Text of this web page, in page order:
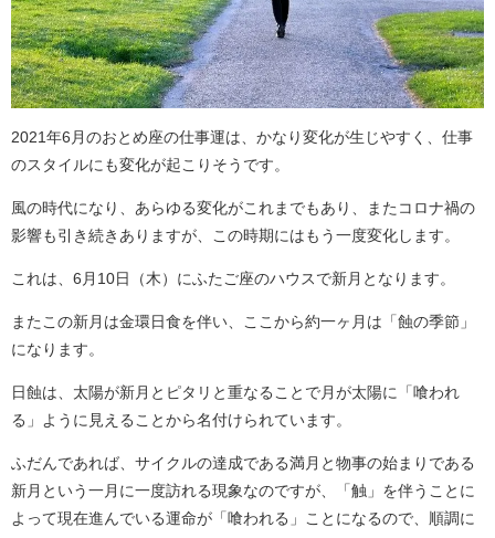
2021年6月のおとめ座の仕事運は、かなり変化が生じやすく、仕事
のスタイルにも変化が起こりそうです。
風の時代になり、あらゆる変化がこれまでもあり、またコロナ禍の
影響も引き続きありますが、この時期にはもう一度変化します。
これは、6月10日（木）にふたご座のハウスで新月となります。
またこの新月は金環日食を伴い、ここから約一ヶ月は「蝕の季節」
になります。
日蝕は、太陽が新月とピタリと重なることで月が太陽に「喰われ
る」ように見えることから名付けられています。
ふだんであれば、サイクルの達成である満月と物事の始まりである
新月という一月に一度訪れる現象なのですが、「触」を伴うことに
よって現在進んでいる運命が「喰われる」ことになるので、順調に